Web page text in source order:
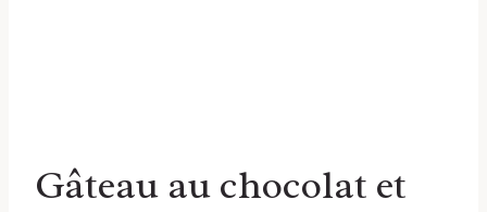
Gâteau au chocolat et